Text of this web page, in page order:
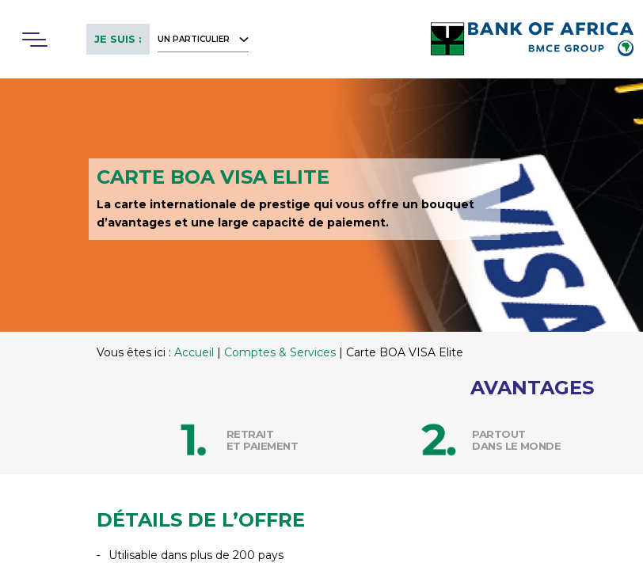
mainMenu JE SUIS : UN PARTICULIER
CARTE BOA VISA ELITE
La carte internationale de prestige qui vous offre un bouquet
d’avantages et une large capacité de paiement.
Vous êtes ici : Accueil | Comptes & Services | Carte BOA VISA Elite
AVANTAGES
RETRAIT
ET PAIEMENT
PARTOUT
DANS LE MONDE
DÉTAILS DE L’OFFRE
Utilisable dans plus de 200 pays